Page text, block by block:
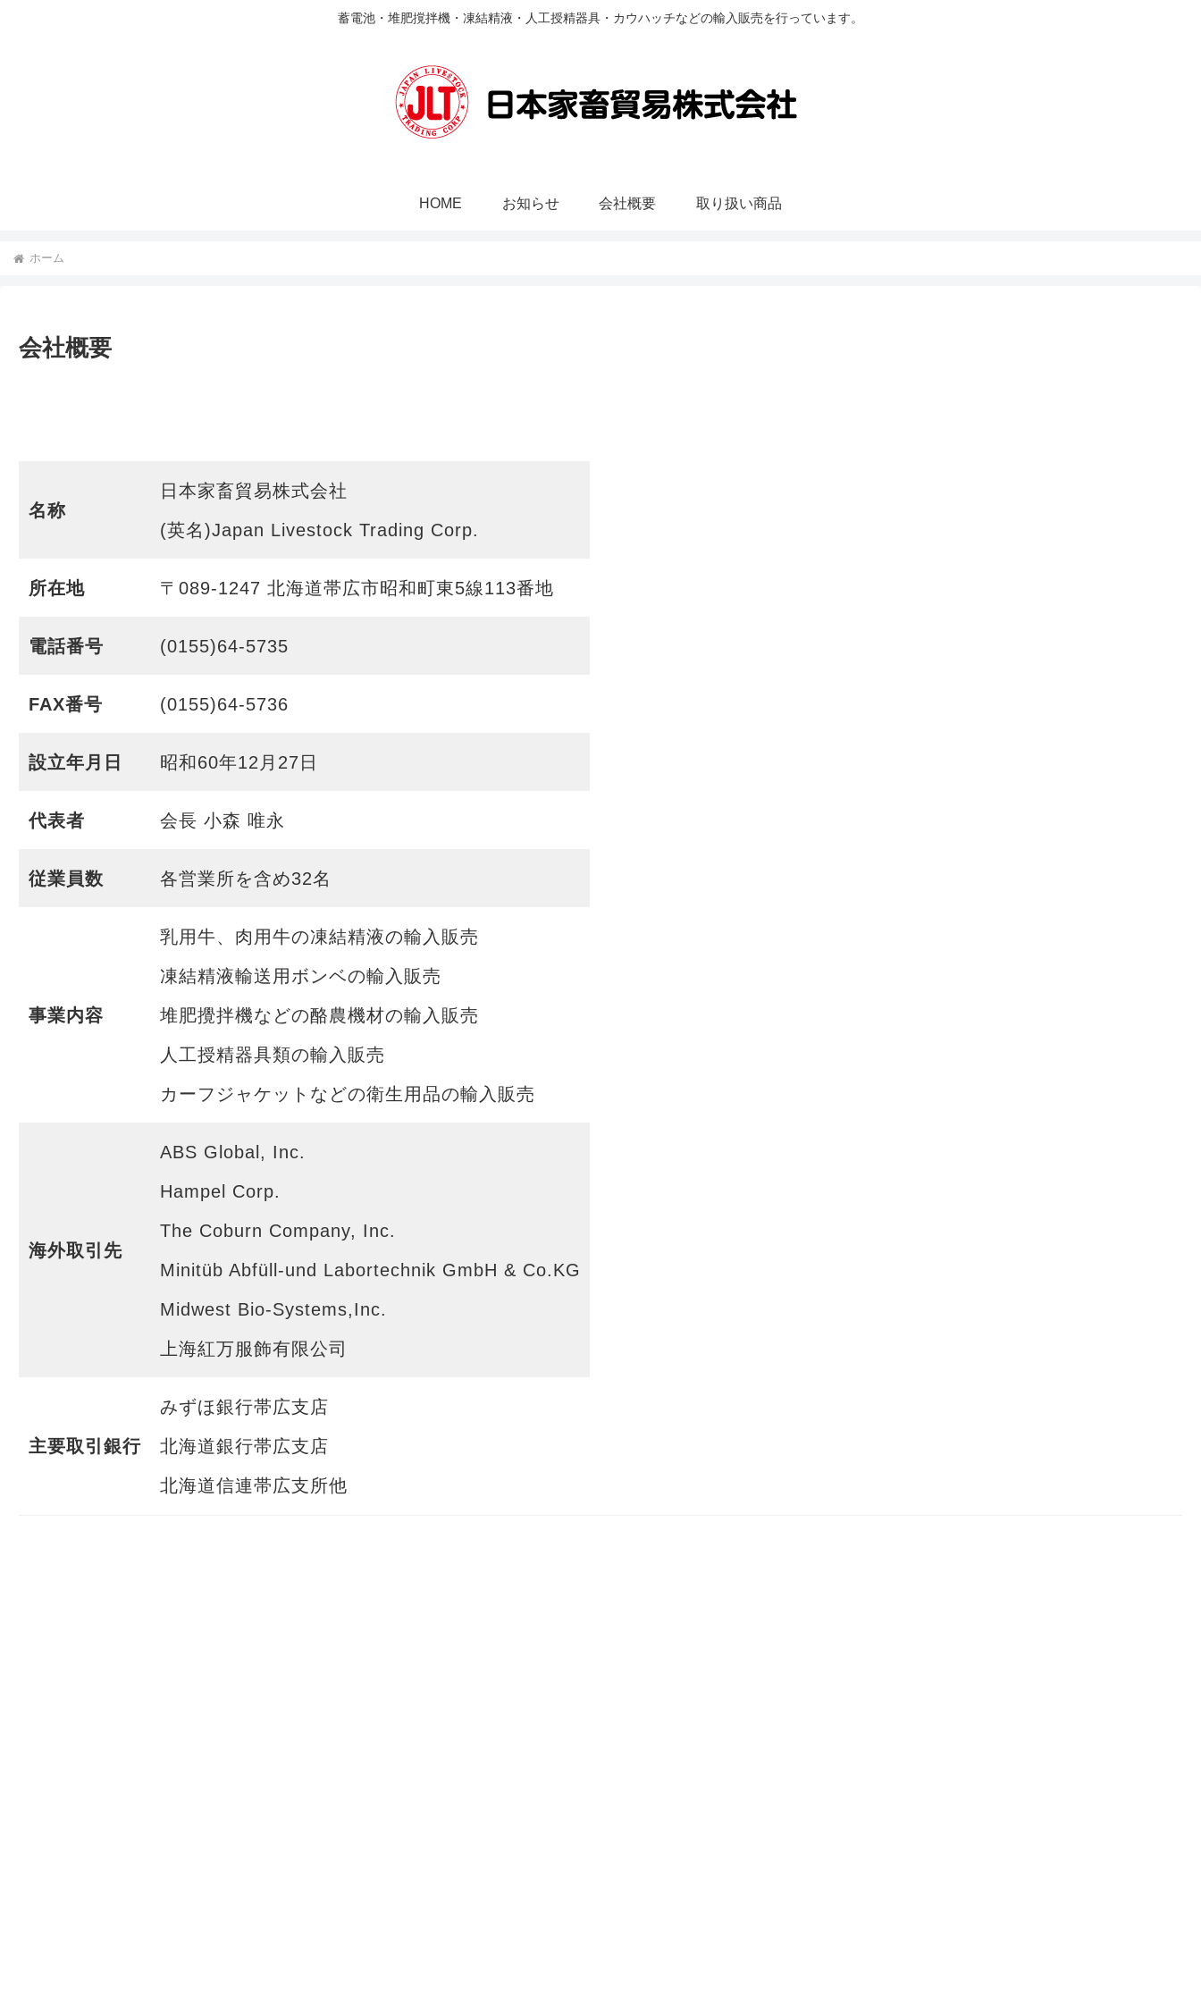
蓄電池・堆肥撹拌機・凍結精液・人工授精器具・カウハッチなどの輸入販売を行っています。
HOME お知らせ 会社概要 取り扱い商品
ホーム
会社概要
名称
日本家畜貿易株式会社
(英名)Japan Livestock Trading Corp.
所在地 〒089-1247 北海道帯広市昭和町東5線113番地
電話番号 (0155)64-5735
FAX番号 (0155)64-5736
設立年月日 昭和60年12月27日
代表者 会長 小森 唯永
従業員数 各営業所を含め32名
事業内容
乳用牛、肉用牛の凍結精液の輸入販売
凍結精液輸送用ボンベの輸入販売
堆肥攪拌機などの酪農機材の輸入販売
人工授精器具類の輸入販売
カーフジャケットなどの衛生用品の輸入販売
海外取引先
ABS Global, Inc.
Hampel Corp.
The Coburn Company, Inc.
Minitüb Abfüll-und Labortechnik GmbH & Co.KG
Midwest Bio-Systems,Inc.
上海紅万服飾有限公司
主要取引銀行
みずほ銀行帯広支店
北海道銀行帯広支店
北海道信連帯広支所他